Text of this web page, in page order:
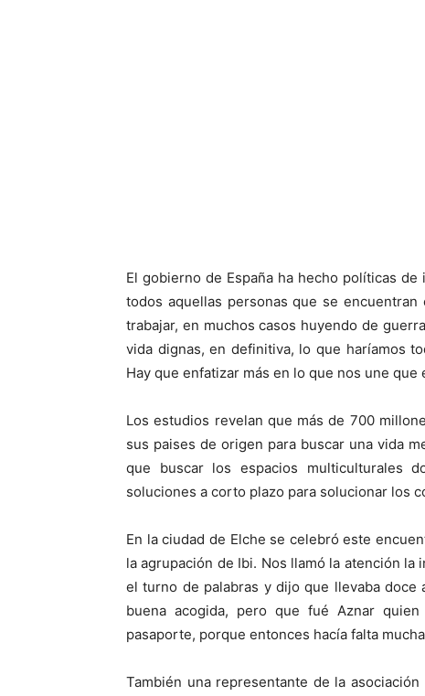
El gobierno de España ha hecho políticas
todos aquellas personas que se
trabajar, en muchos casos huyendo de
vida dignas, en definitiva, lo que haríamos
Hay que enfatizar más en lo que nos une que
Los estudios revelan que más de 700
sus paises de origen para buscar una vida
que buscar los espacios multiculturales
soluciones a corto plazo para solucionar los
En la ciudad de Elche se celebró este
la agrupación de Ibi. Nos llamó la atención
el turno de palabras y dijo que llevaba doce
buena acogida, pero que fué Aznar
pasaporte, porque entonces hacía falta
También una representante de la